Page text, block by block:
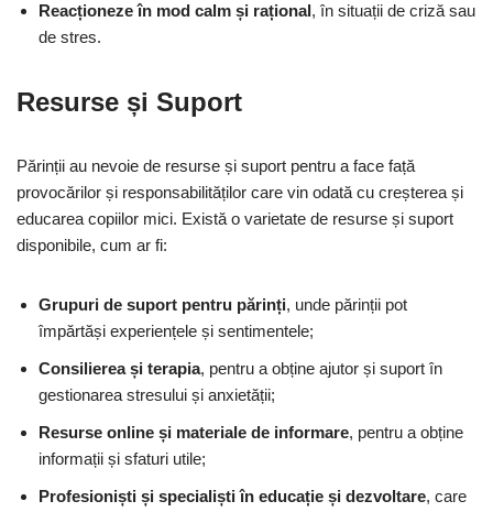
Reacționeze în mod calm și rațional, în situații de criză sau
de stres.
Resurse și Suport
Părinții au nevoie de resurse și suport pentru a face față
provocărilor și responsabilităților care vin odată cu creșterea și
educarea copiilor mici. Există o varietate de resurse și suport
disponibile, cum ar fi:
Grupuri de suport pentru părinți, unde părinții pot
împărtăși experiențele și sentimentele;
Consilierea și terapia, pentru a obține ajutor și suport în
gestionarea stresului și anxietății;
Resurse online și materiale de informare, pentru a obține
informații și sfaturi utile;
Profesioniști și specialiști în educație și dezvoltare, care